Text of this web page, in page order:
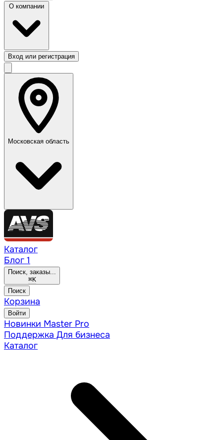
Вход или регистрация
Московская область
Каталог
Блог 1
Поиск, заказы...
⌘K
Поиск
Корзина
Войти
Новинки Master Pro
Поддержка Для бизнеса
Каталог